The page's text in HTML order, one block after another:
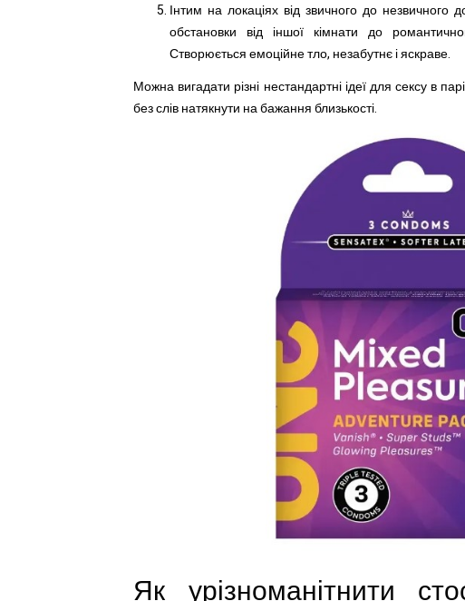
Інтим на локаціях від звичного до
обстановки від іншої кімнати до
Створюється емоційне тло, незабутнє і яскраве.
Можна вигадати різні нестандартні ідеї для сексу в
без слів натякнути на бажання близькості.
Як урізноманітнити